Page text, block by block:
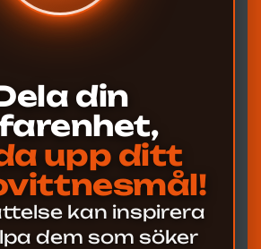
din
upp ditt
kan inspirera
dem som söker